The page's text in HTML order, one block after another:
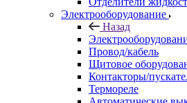
Электрооборудование
Назад
Провод/кабель
Щитовое
Контакторы/
Термореле